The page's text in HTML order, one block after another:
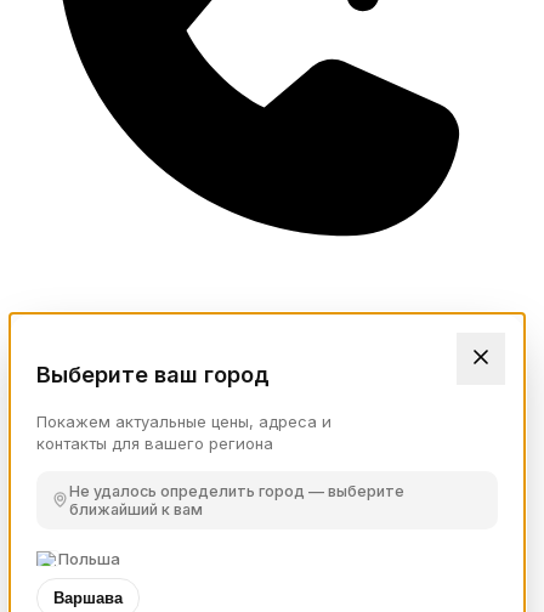
Выберите ваш город
Покажем актуальные цены, адреса и
контакты для вашего региона
Не удалось определить город — выберите
ближайший к вам
Польша
Варшава